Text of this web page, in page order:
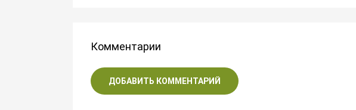
Комментарии
ДОБАВИТЬ КОММЕНТАРИЙ